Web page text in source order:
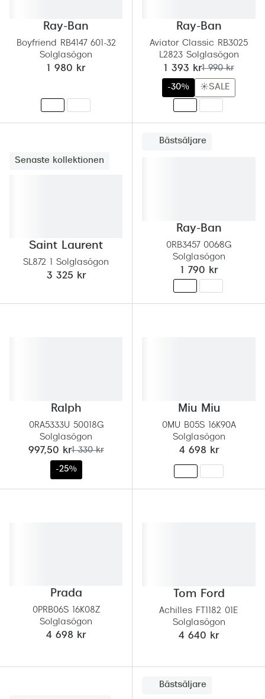
Dolce &
Prada
Versace
Ray-Ban
Boyfriend RB4147 601-32
Solglasögon
1 980 kr
Ray-Ban
Aviator Classic RB3025
L2823 Solglasögon
nu:
1 393 krtidigare pris:
1 990 kr
-30% ☀️SALE
Senaste kollektionen
Saint Laurent
SL872 1 Solglasögon
3 325 kr
Bästsäljare
Ray-Ban
0RB3457 006/8G
Solglasögon
1 790 kr
Ralph
0RA5333U 50018G
Solglasögon
nu:
997,50 krtidigare pris:
1 330 kr
-25%
Miu Miu
0MU B05S 16K90A
Solglasögon
4 698 kr
Prada
0PRB06S 16K08Z
Solglasögon
4 698 kr
Tom Ford
Achilles FT1182 01E
Solglasögon
4 640 kr
Bästsäljare